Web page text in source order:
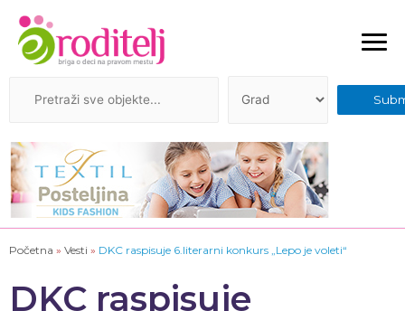
Početna » Vesti » DKC raspisuje 6.literarni konkurs „Lepo je voleti“
DKC raspisuje